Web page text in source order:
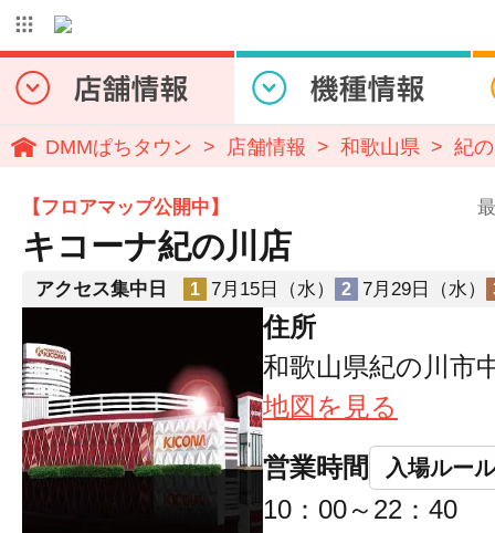
DMMぱちタウン 店舗情報 和歌山県 紀
【フロアマップ公開中】
キコーナ紀の川店
アクセス集中日 1 7月15日（水） 2 7月29日（水）
住所
和歌山県紀の川市
地図を見る
営業時間 入場ルール
10：00～22：40